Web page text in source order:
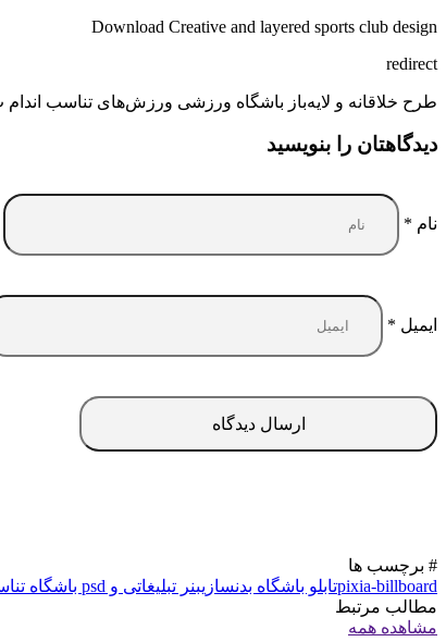
Download Creative and layered sports club design
redirect
طرح خلاقانه و لایه‌باز باشگاه ورزشی ورزش‌های تناسب
دیدگاهتان را بنویسید
نام *
ایمیل *
# برچسب ها
pixia-billboardتابلو باشگاه بدنسازیبنر تبلیغاتی و psd باشگاه تناسب‌اندام
مطالب مرتبط
مشاهده همه